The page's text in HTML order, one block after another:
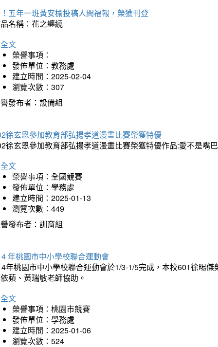
五年一班黃安榆投稿人間福報，榮獲刊登
名稱：花之纏繞
文
榮譽事項：
發佈單位：教務處
建立時間：2025-02-04
瀏覽次數：307
發布者：設備組
徐玄恩參加教育部弘揚孝道漫畫比賽榮獲特優
徐玄恩參加教育部弘揚孝道漫畫比賽榮獲特優作品:愛不是嘴
文
榮譽事項：全國競賽
發佈單位：學務處
建立時間：2025-01-13
瀏覽次數：449
發布者：訓育組
年桃園市中小學校聯合運動會
年桃園市中小學校聯合運動會於1/3-1/5完成，本校601徐晹
蘋、黃瑞敏老師協助。
文
榮譽事項：桃園市競賽
發佈單位：學務處
建立時間：2025-01-06
瀏覽次數：524